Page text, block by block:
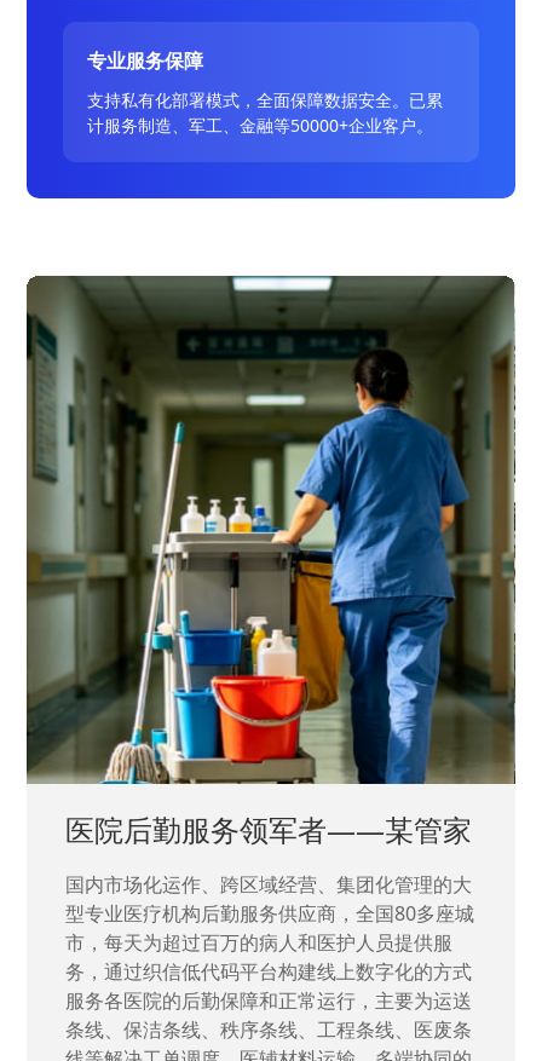
专业服务保障
支持私有化部署模式，全面保障数据安全。已累
计服务制造、军工、金融等50000+企业客户。
医院后勤服务领军者——某管家
国内市场化运作、跨区域经营、集团化管理的大
型专业医疗机构后勤服务供应商，全国80多座城
市，每天为超过百万的病人和医护人员提供服
务，通过织信低代码平台构建线上数字化的方式
服务各医院的后勤保障和正常运行，主要为运送
条线、保洁条线、秩序条线、工程条线、医废条